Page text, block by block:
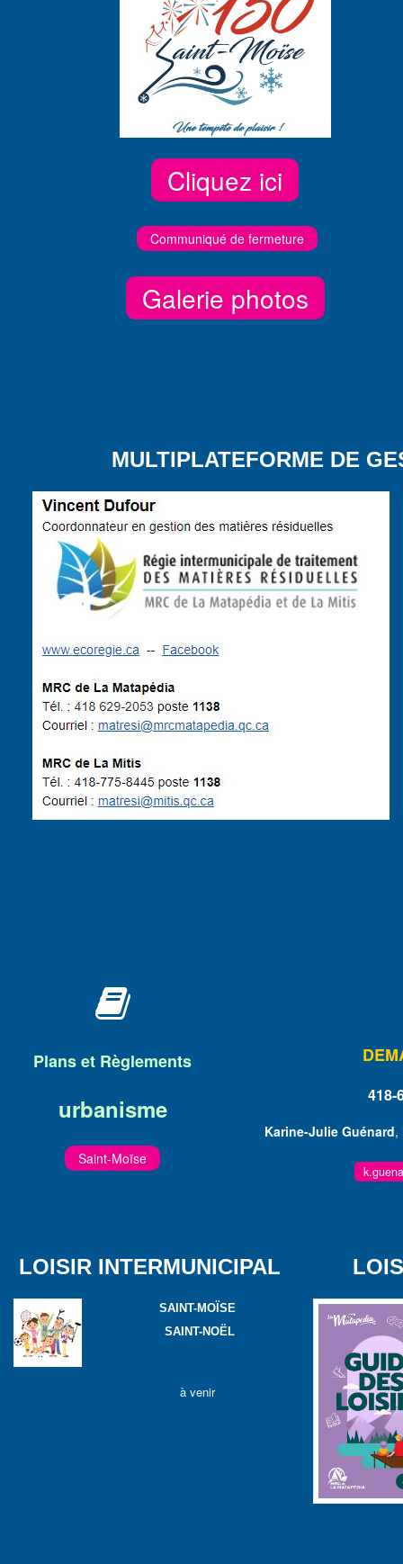
Cliquez ici
Communiqué de fermeture
Galerie photos
MULTIPLATEFORME DE

Plans et Règlements
urbanisme
Saint-Moïse
418-
Karine-Julie Guénard,
LOISIR INTERMUNICIPAL
SAINT-MOÏSE
SAINT-NOËL
à venir